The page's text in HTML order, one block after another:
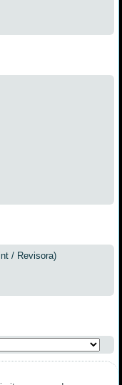
/ Revisora)